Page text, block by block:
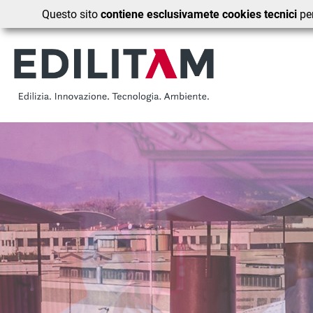
Questo sitocontiene esclusivamete cookies tecnici